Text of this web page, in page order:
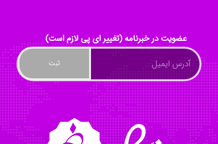
Mohammad
Tavan
عضویت در خبرنامه (تغییر ای پی لازم است)